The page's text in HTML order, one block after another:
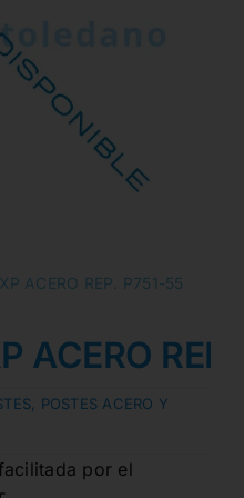
ACERO REP. P751-55
ACERO
POSTES ACERO Y
por el